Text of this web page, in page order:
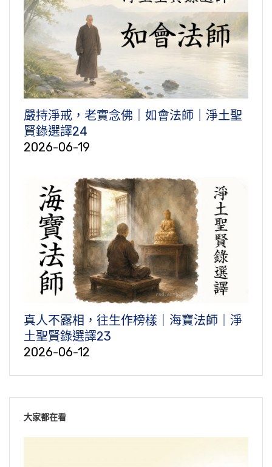
嚴持淨戒，老實念佛｜如會法師｜淨土聖
賢錄選譯24
2026-06-19
真人不露相，往生作榜樣｜海寶法師｜淨
土聖賢錄選譯23
2026-06-12
大家都在看